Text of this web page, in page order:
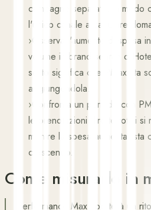
campagne separate, in modo
l'unico canale a catturare
› Osserva l'aumento di spesa
volume in brand search o
solito significa che PMax sta
aggiungendola.
› Confronta un periodo con
le prenotazioni dirette totali si
mentre la spesa aumenta, sta
crescendo.
Come misurarlo in
Performance Max riporterà un